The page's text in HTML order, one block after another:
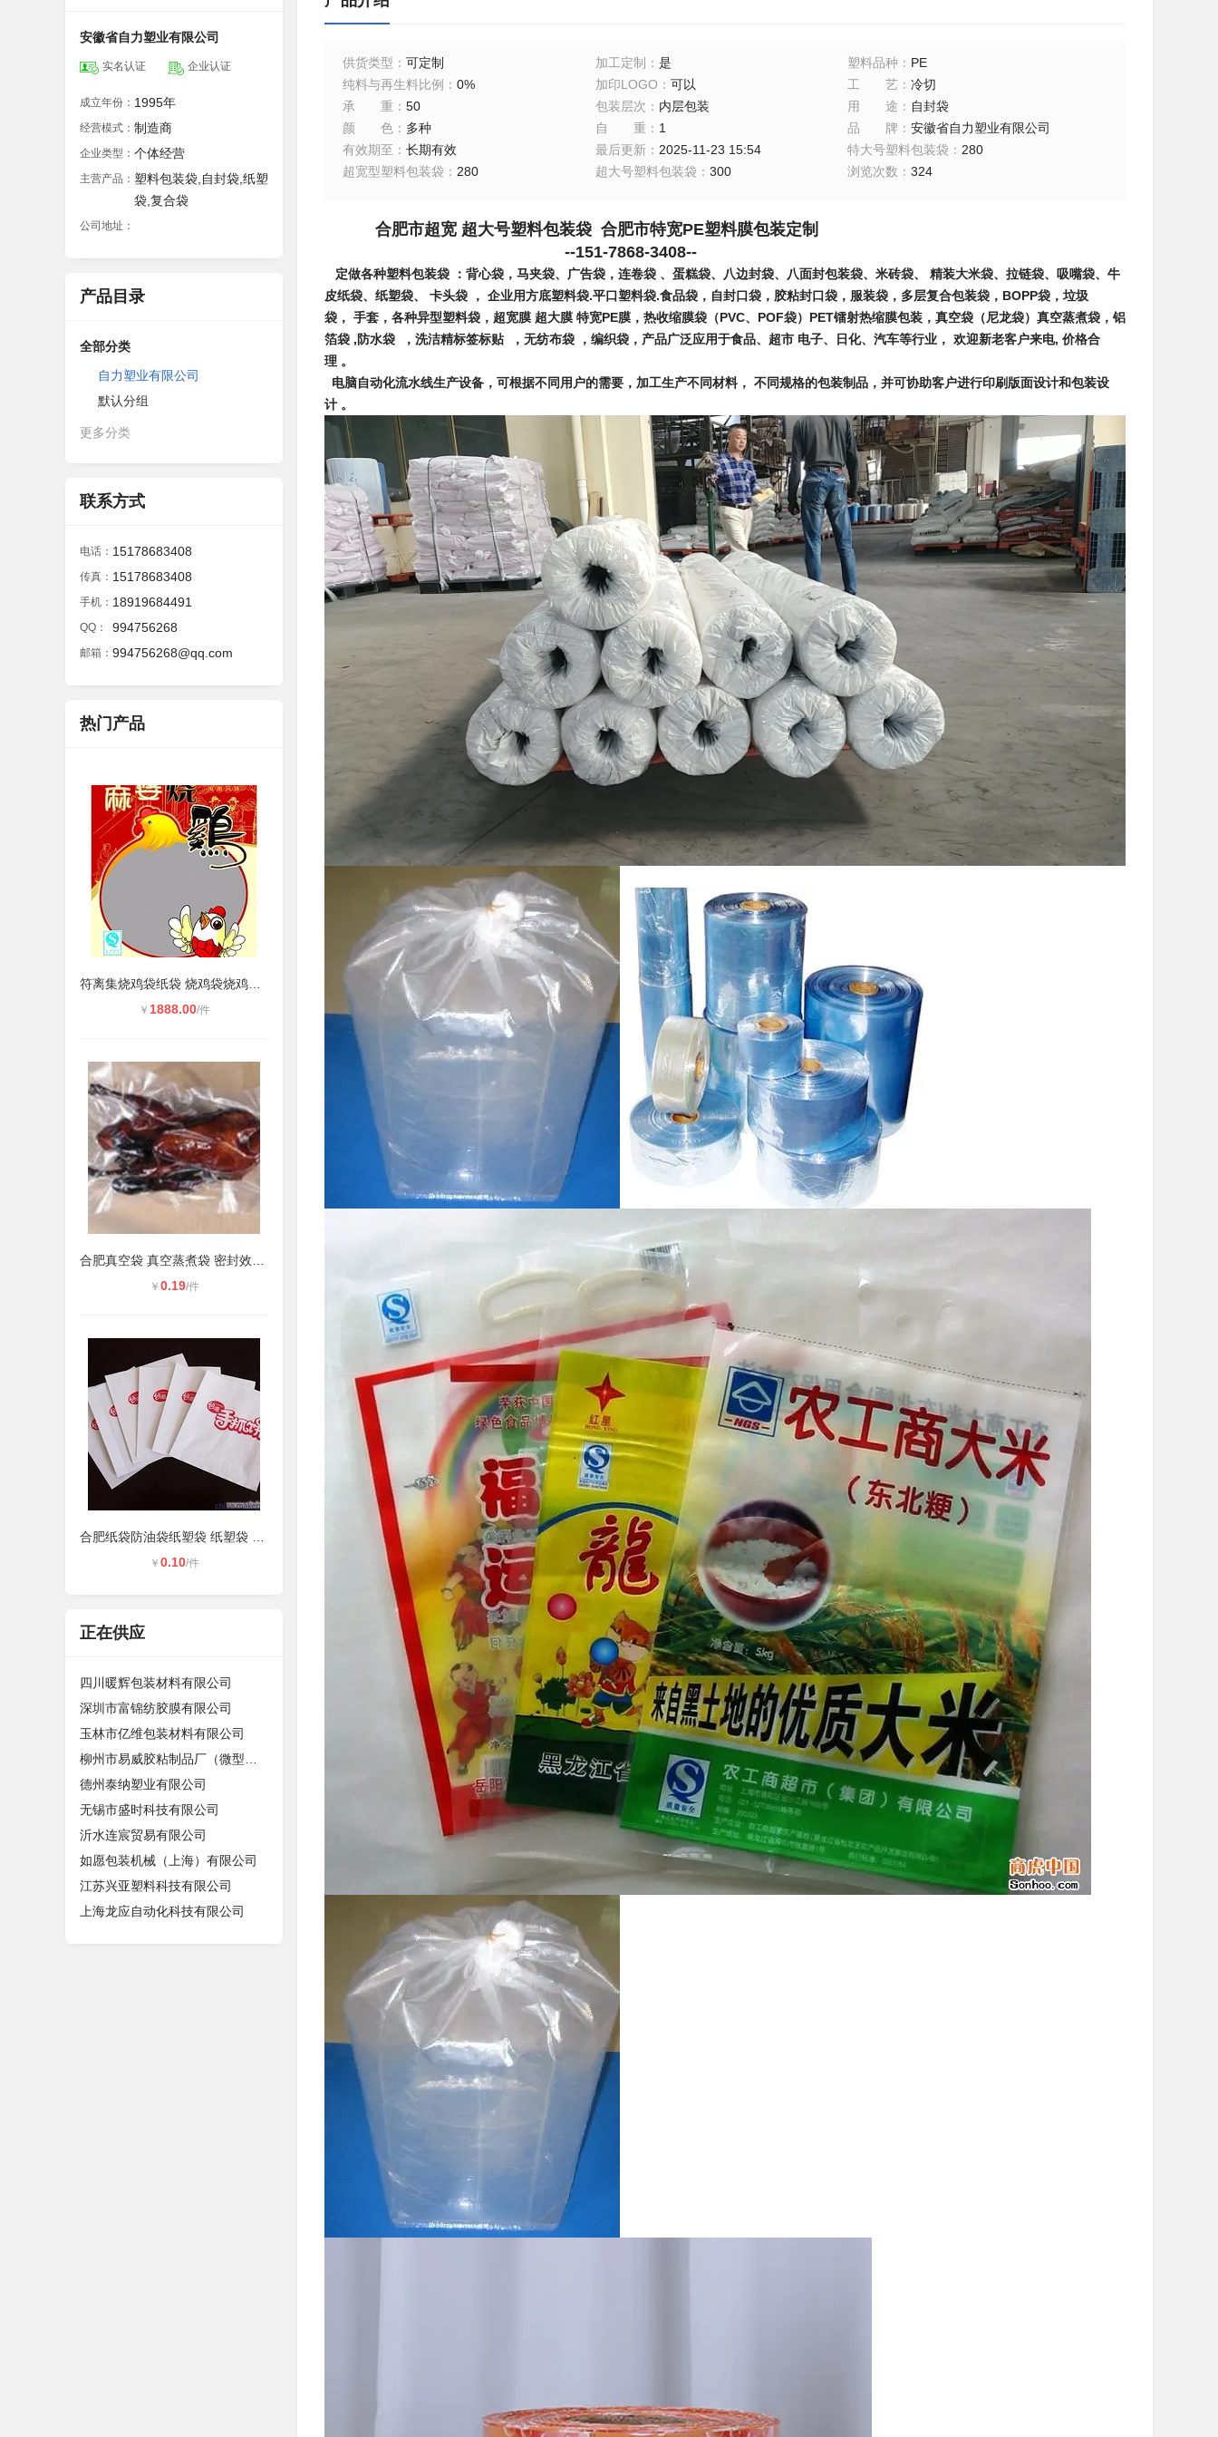
安徽省自力塑业有限公司
实名认证 企业认证
成立年份： 1995年
经营模式： 制造商
企业类型： 个体经营
主营产品： 塑料包装袋,自封袋,纸塑
袋,复合袋
公司地址：
产品目录
全部分类
自力塑业有限公司
默认分组
更多分类
联系方式
电话： 15178683408
传真： 15178683408
手机： 18919684491
QQ： 994756268
邮箱： 994756268@qq.com
热门产品
￥ 1888.00/件
￥ 0.19/件
￥ 0.10/件
正在供应
四川暖辉包装材料有限公司
深圳市富锦纺胶膜有限公司
玉林市亿维包装材料有限公司
德州泰纳塑业有限公司
无锡市盛时科技有限公司
沂水连宸贸易有限公司
如愿包装机械（上海）有限公司
江苏兴亚塑料科技有限公司
上海龙应自动化科技有限公司
供货类型 ： 可定制 加工定制 ： 是 塑料品种 ： PE
纯料与再生料比例 ： 0% 加印LOGO ： 可以 工艺 ：冷切
承重 ： 50 包装层次 ： 内层包装 用途 ： 自封袋
颜色 ： 多种 自重 ： 1 品牌 ：安徽省自力塑业有限公司
有效期至 ： 长期有效 最后更新： 2025-11-23 15:54 特大号塑料包装袋 ： 280
超宽型塑料包装袋 ： 280 超大号塑料包装袋 ： 300 浏览次数 ：324
合肥市超宽 超大号塑料包装袋 合肥市特宽PE塑料膜包装定制
--151-7868-3408--
定做各种塑料包装袋 ：背心袋，马夹袋、广告袋，连卷袋 、蛋糕袋、八边封袋、八面封包装袋、米砖袋、 精装大米袋、拉链袋、吸嘴袋、牛
皮纸袋、纸塑袋、 卡头袋 ， 企业用方底塑料袋.平口塑料袋.食品袋，自封口袋，胶粘封口袋，服装袋，多层复合包装袋，BOPP袋，垃圾
袋， 手套，各种异型塑料袋，超宽膜 超大膜 特宽PE膜，热收缩膜袋（PVC、POF袋）PET镭射热缩膜包装，真空袋（尼龙袋）真空蒸煮袋，铝
箔袋 ,防水袋 ，洗洁精标签标贴 ，无纺布袋 ，编织袋，产品广泛应用于食品、超市 电子、日化、汽车等行业， 欢迎新老客户来电, 价格合
理 。
电脑自动化流水线生产设备，可根据不同用户的需要，加工生产不同材料， 不同规格的包装制品，并可协助客户进行印刷版面设计和包装设
计 。